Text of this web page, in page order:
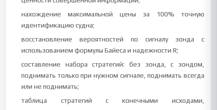
нахождение максимальной цены за 100% точную
идентификацию судна;
восстановление вероятностей по сигналу зонда с
использованием формулы Байеса и надежности R;
составление набора стратегий: без зонда, с зондом,
поднимать только при нужном сигнале, поднимать всегда
или не поднимать;
таблица стратегий с конечными исходами,